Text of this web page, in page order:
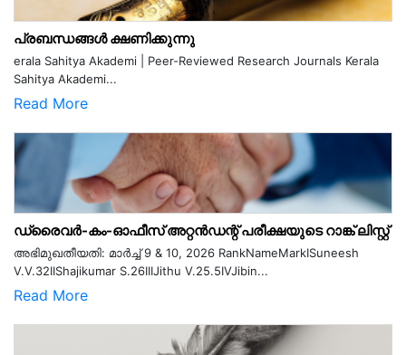
പ്രബന്ധങ്ങൾ ക്ഷണിക്കുന്നു
erala Sahitya Akademi | Peer-Reviewed Research Journals Kerala
Sahitya Akademi...
Read More
ഡ്രൈവർ-കം-ഓഫീസ് അറ്റൻഡന്റ് പരീക്ഷയുടെ റാങ്ക് ലിസ്റ്റ്
അഭിമുഖതീയതി: മാർച്ച് 9 & 10, 2026 RankNameMarkISuneesh
V.V.32IIShajikumar S.26IIIJithu V.25.5IVJibin...
Read More